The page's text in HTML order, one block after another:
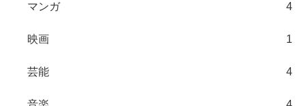
マンガ 4
映画 1
芸能 4